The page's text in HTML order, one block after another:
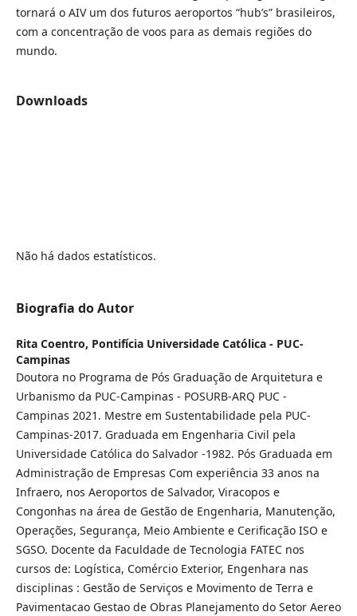
tornará o AIV um dos futuros aeroportos “hub’s” brasileiros,
com a concentração de voos para as demais regiões do
mundo.
Downloads
Não há dados estatísticos.
Biografia do Autor
Rita Coentro, Pontifícia Universidade Católica - PUC-
Campinas
Doutora no Programa de Pós Graduação de Arquitetura e
Urbanismo da PUC-Campinas - POSURB-ARQ PUC -
Campinas 2021. Mestre em Sustentabilidade pela PUC-
Campinas-2017. Graduada em Engenharia Civil pela
Universidade Católica do Salvador -1982. Pós Graduada em
Administração de Empresas Com experiência 33 anos na
Infraero, nos Aeroportos de Salvador, Viracopos e
Congonhas na área de Gestão de Engenharia, Manutenção,
Operações, Segurança, Meio Ambiente e Cerificação ISO e
SGSO. Docente da Faculdade de Tecnologia FATEC nos
cursos de: Logística, Comércio Exterior, Engenhara nas
disciplinas : Gestão de Serviços e Movimento de Terra e
Pavimentacao Gestao de Obras Planejamento do Setor Aereo